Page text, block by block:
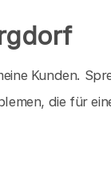
Kunden.
die für